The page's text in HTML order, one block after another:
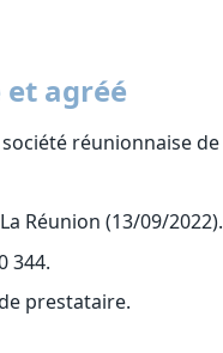
et agréé
réunionnaise de
Réunion (13/09/2022).
344.
prestataire.